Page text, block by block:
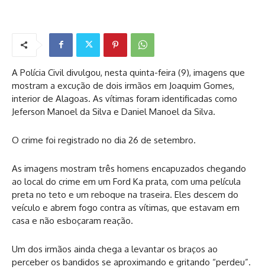
A Polícia Civil divulgou, nesta quinta-feira (9), imagens que
mostram a excução de dois irmãos em Joaquim Gomes,
interior de Alagoas. As vítimas foram identificadas como
Jeferson Manoel da Silva e Daniel Manoel da Silva.
O crime foi registrado no dia 26 de setembro.
As imagens mostram três homens encapuzados chegando
ao local do crime em um Ford Ka prata, com uma película
preta no teto e um reboque na traseira. Eles descem do
veículo e abrem fogo contra as vítimas, que estavam em
casa e não esboçaram reação.
Um dos irmãos ainda chega a levantar os braços ao
perceber os bandidos se aproximando e gritando “perdeu”.